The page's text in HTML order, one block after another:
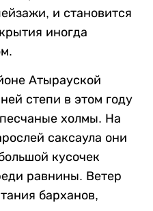
и становится
иногда
Атырауской
степи в этом году
холмы. На
саксаула они
кусочек
равнины. Ветер
барханов,